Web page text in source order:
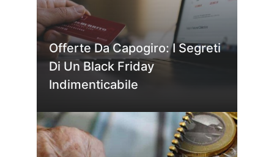
Offerte Da Capogiro: I Segreti
Di Un Black Friday
Indimenticabile